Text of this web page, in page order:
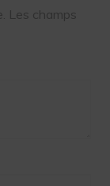
Les champs